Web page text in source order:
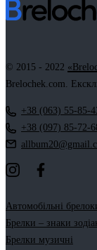
© 2015 - 2022
Brelochek.com.
+38 (063) 55-85-
+38 (097) 85-72-
Автомобільні
Брелки – знаки
Брелки музичні